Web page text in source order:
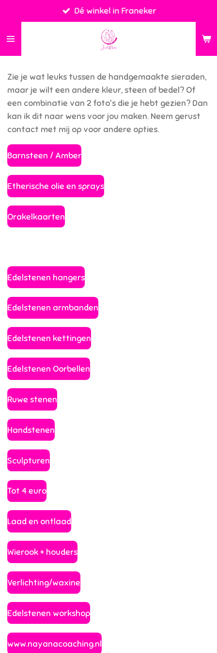
direct
naar
Dé winkel in Franeker
Zie je wat leuks tussen de handgemaakte sieraden,
maar je wilt een andere kleur, steen of bedel? Of
een combinatie van 2 foto's die je hebt gezien? Dan
kan ik dit naar wens voor jou maken. Neem gerust
contact met mij op voor andere opties.
Barnsteen / Amber
Etherische olie en sprays
Orakelkaarten
Edelstenen hangers
Edelstenen armbanden
Edelstenen kettingen
Edelstenen Oorbellen
Ruwe stenen
Handstenen
Sculpturen
Tot 4 euro
Laad en ontlaad
Wierook + houders
Verlichting/waxine
Edelstenen workshop
www.nayanacoaching.nl